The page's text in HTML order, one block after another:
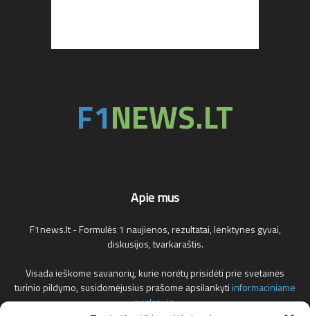
Apie mus
F1news.lt - Formulės 1 naujienos, rezultatai, lenktynes gyvai,
diskusijos, tvarkaraštis.
Visada ieškome savanorių, kurie norėtų prisidėti prie svetainės
turinio pildymo, susidomėjusius prašome apsilankytiinformaciniame
puslapyje.